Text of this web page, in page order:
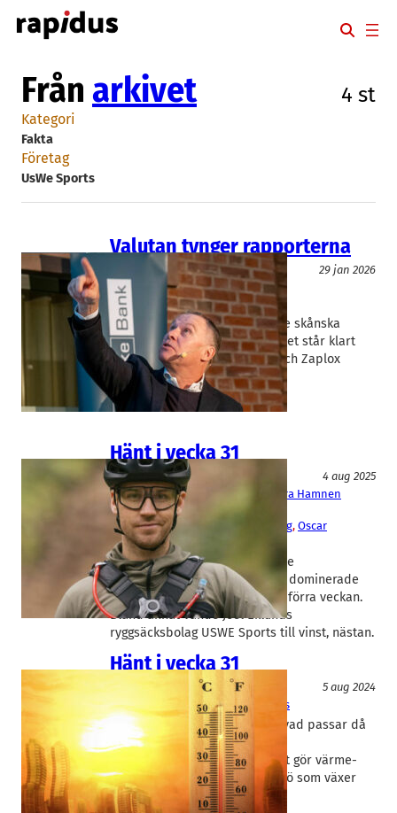
Hoppa
till
Från arkivet 4 st
Kategori
Fakta
Företag
UsWe Sports
Valutan tynger rapporterna
29 jan 2026
Trelleborg
, UsWe Sports, Zaplox
Jacob Westerberg, Peter Nilsson
Kronförstärkningen slår mot de skånska
börsbolagen, stora som små. Det står klart
när Trelleborg, USWE Sports och Zaplox
redovisar sina kvartalssiffor.
Hänt i vecka 31
Fakta
4 aug 2025
Arjo, BE Group,
Västra Hamnen
Corporate Finance
Andreas Elgaard
Jacob Westerberg, Oscar
Ahlgren, Peter Andersson
Vd-ruljangs och eftersläntrande
kvartalsrapporter var det som dominerade
det sommarstilla nyhetsflödet förra veckan.
Bland annat vände Joel Eklunds
ryggsäcksbolag USWE Sports till vinst, nästan.
Hänt i vecka 31
Fakta
5 aug 2024
Beijer Ref
BIMobject, UsWe Sports
Rekordvärme i södra Europa, vad passar då
bättre än att köpa ett
luftkonditioneringsföretag? Det gör värme-
och kyljätten Beijer Ref i Malmö som växer
ytterligare…